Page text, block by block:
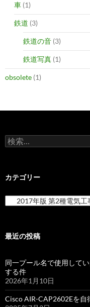
車 (1)
鉄道 (3)
鉄道の音 (3)
鉄道写真 (1)
obsolete (1)
検
索:
カテゴリー
テ
ー
最近の投稿
同一プール名で使用して
する件
2026年1月10日
Cisco AIR-CAP2602Eを自